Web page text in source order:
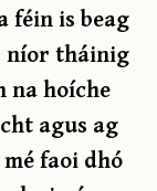
féin is beag
níor tháinig
na hoíche
agus ag
faoi dhó